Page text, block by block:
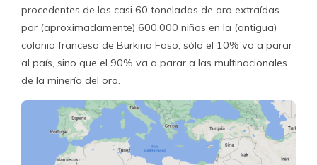
procedentes de las casi 60 toneladas de oro extraídas
por (aproximadamente) 600.000 niños en la (antigua)
colonia francesa de Burkina Faso, sólo el 10% va a parar
al país, sino que el 90% va a parar a las multinacionales
de la minería del oro.